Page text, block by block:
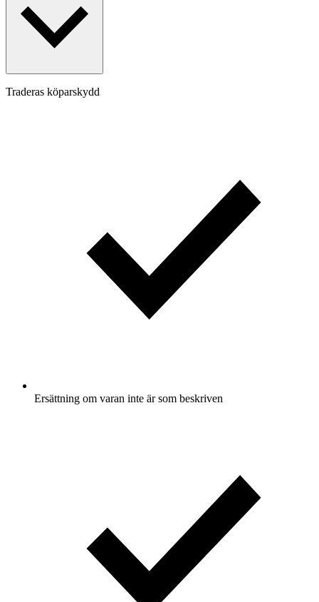
Traderas köparskydd
Ersättning om varan inte är som beskriven